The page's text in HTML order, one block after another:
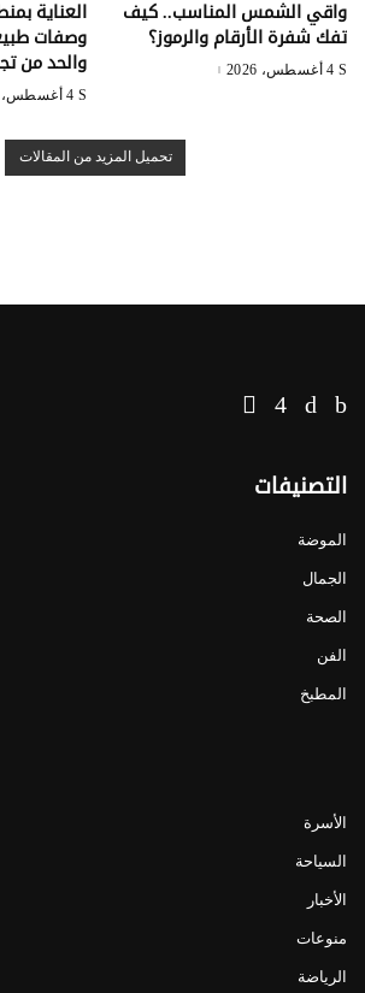
واقي الشمس المناسب.. كيف
تفك شفرة الأرقام والرموز؟
4 أغسطس، 2026
العناية
وصفات
والحد من
4 أغسطس، 2026
تحميل المزيد من المقالات
التصنيفات
الموضة
الجمال
الصحة
الفن
المطبخ
الأسرة
السياحة
الأخبار
منوعات
الرياضة